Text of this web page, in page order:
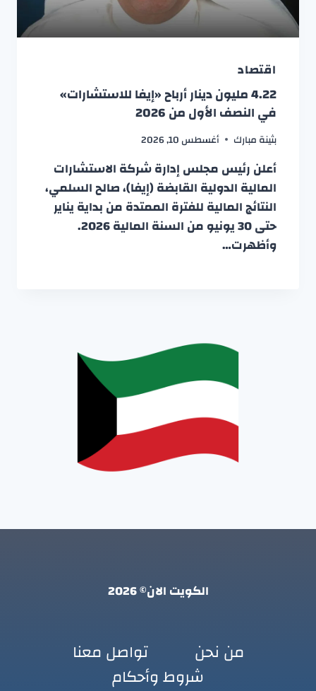
اقتصاد
4.22 مليون دينار أرباح «إيفا للاستشارات»
في النصف الأول من 2026
بثينة مبارك أغسطس 10, 2026
أعلن رئيس مجلس إدارة شركة الاستشارات
المالية الدولية القابضة (إيفا)، صالح السلمي،
النتائج المالية للفترة الممتدة من بداية يناير
حتى 30 يونيو من السنة المالية 2026.
وأظهرت…
الكويت الان© 2026
من نحن
تواصل معنا
شروط وأحكام